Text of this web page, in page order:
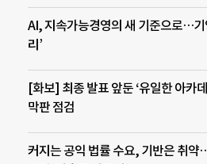
AI, 지속가능경영의 새 기준으로…기
리’
[화보] 최종 발표 앞둔 ‘유일한 아카
막판 점검
커지는 공익 법률 수요, 기반은 취약